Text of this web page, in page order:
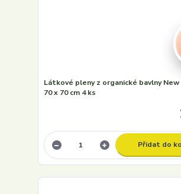
Látkové pleny z organické bavlny
70 x 70 cm 4 ks
Přidat do